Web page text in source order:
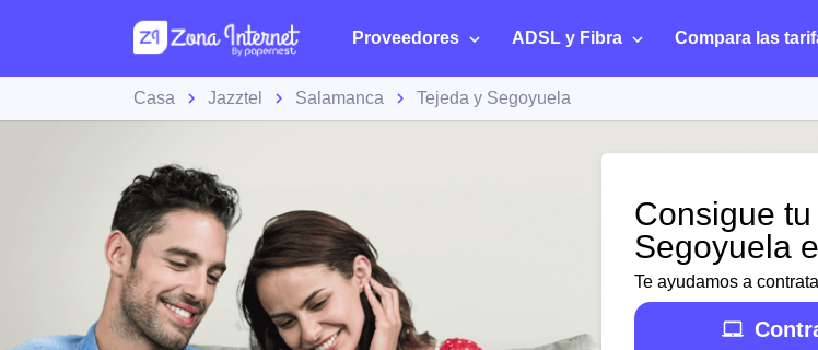
Proveedores ADSL y Fibra Compara las
Casa Jazztel Salamanca Tejeda y Segoyuela
Consigue
Segoyuela
Te ayudamos a